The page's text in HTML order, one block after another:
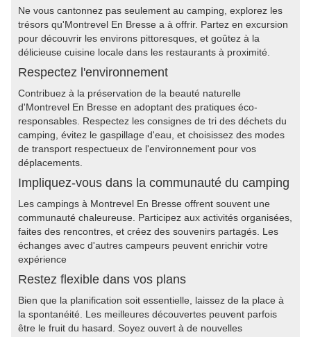
Ne vous cantonnez pas seulement au camping, explorez les
trésors qu'Montrevel En Bresse a à offrir. Partez en excursion
pour découvrir les environs pittoresques, et goûtez à la
délicieuse cuisine locale dans les restaurants à proximité.
Respectez l'environnement
Contribuez à la préservation de la beauté naturelle
d'Montrevel En Bresse en adoptant des pratiques éco-
responsables. Respectez les consignes de tri des déchets du
camping, évitez le gaspillage d'eau, et choisissez des modes
de transport respectueux de l'environnement pour vos
déplacements.
Impliquez-vous dans la communauté du camping
Les campings à Montrevel En Bresse offrent souvent une
communauté chaleureuse. Participez aux activités organisées,
faites des rencontres, et créez des souvenirs partagés. Les
échanges avec d'autres campeurs peuvent enrichir votre
expérience
Restez flexible dans vos plans
Bien que la planification soit essentielle, laissez de la place à
la spontanéité. Les meilleures découvertes peuvent parfois
être le fruit du hasard. Soyez ouvert à de nouvelles